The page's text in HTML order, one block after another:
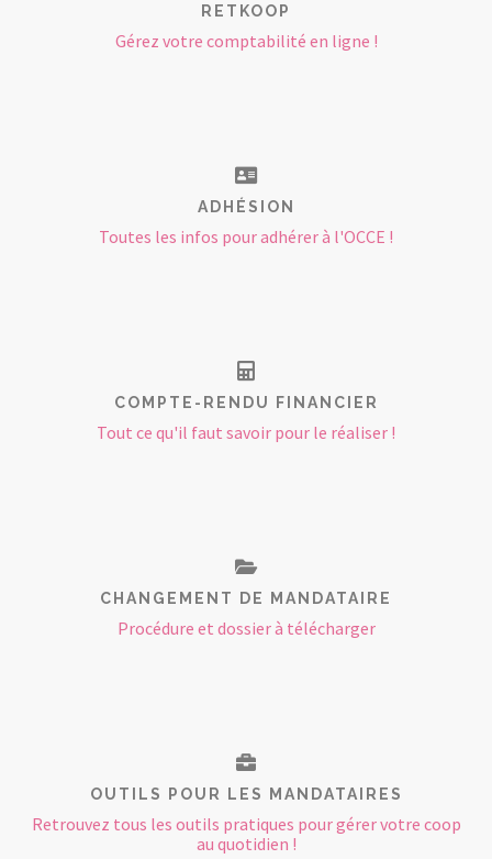
RETKOOP
Gérez votre comptabilité en ligne !
ADHÉSION
Toutes les infos pour adhérer à l'OCCE !
COMPTE-RENDU FINANCIER
Tout ce qu'il faut savoir pour le réaliser !
CHANGEMENT DE MANDATAIRE
Procédure et dossier à télécharger
OUTILS POUR LES MANDATAIRES
Retrouvez tous les outils pratiques pour gérer votre coop
au quotidien !